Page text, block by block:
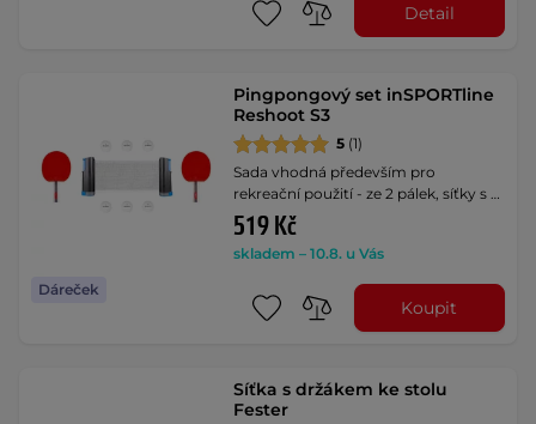
Detail
Dáreček
Pingpongový set inSPORTline
Reshoot S3
5 (1)
Sada vhodná především pro
rekreační použití - ze 2 pálek, síťky s …
519 Kč
skladem – 10.8. u Vás
Koupit
Síťka s držákem ke stolu
Fester